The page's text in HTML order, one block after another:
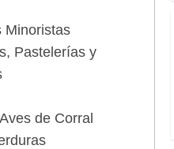
Minoristas
Pastelerías y
de Corral